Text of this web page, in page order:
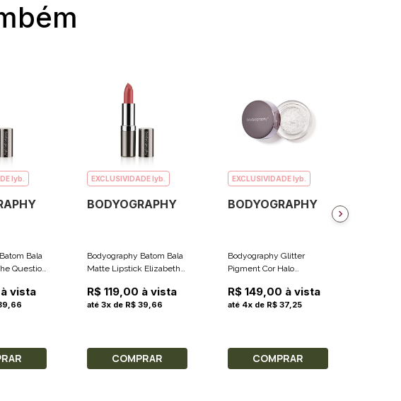
lyb.
Bala
Question
vista
EXCLUSIVIDADE lyb.
BODYOGRAPHY
Bodyography Batom Bala
Matte Lipstick Elizabeth
3.7g
R$ 119,00 à vista
até 3x de R$ 39,66
COMPRAR
EXCLUSIVIDADE lyb.
BODYOGRAPHY
Bodyography Glitter
Pigment Cor Halo
R$ 149,00 à vista
até 4x de R$ 37,25
COMPRAR